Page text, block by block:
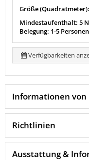
Größe
Mindestaufenthalt: 5
Belegung: 1-5 Personen
Verfügbarkeiten
Informationen von
Richtlinien
Ausstattung &